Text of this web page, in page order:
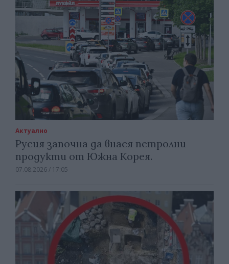
Актуално
Русия започна да внася петролни
продукти от Южна Корея.
07.08.2026 / 17:05